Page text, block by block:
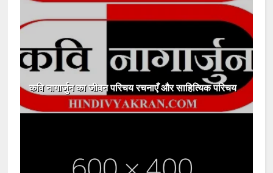
कवि नागार्जुन का जीवन परिचय रचनाएँ और साहित्यिक परिचय